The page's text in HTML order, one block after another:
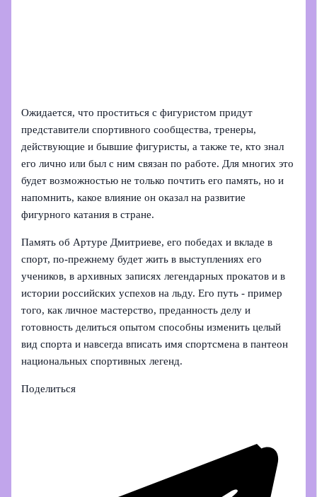
Ожидается, что проститься с фигуристом придут
представители спортивного сообщества, тренеры,
действующие и бывшие фигуристы, а также те, кто знал
его лично или был с ним связан по работе. Для многих это
будет возможностью не только почтить его память, но и
напомнить, какое влияние он оказал на развитие
фигурного катания в стране.
Память об Артуре Дмитриеве, его победах и вкладе в
спорт, по‑прежнему будет жить в выступлениях его
учеников, в архивных записях легендарных прокатов и в
истории российских успехов на льду. Его путь - пример
того, как личное мастерство, преданность делу и
готовность делиться опытом способны изменить целый
вид спорта и навсегда вписать имя спортсмена в пантеон
национальных спортивных легенд.
Поделиться